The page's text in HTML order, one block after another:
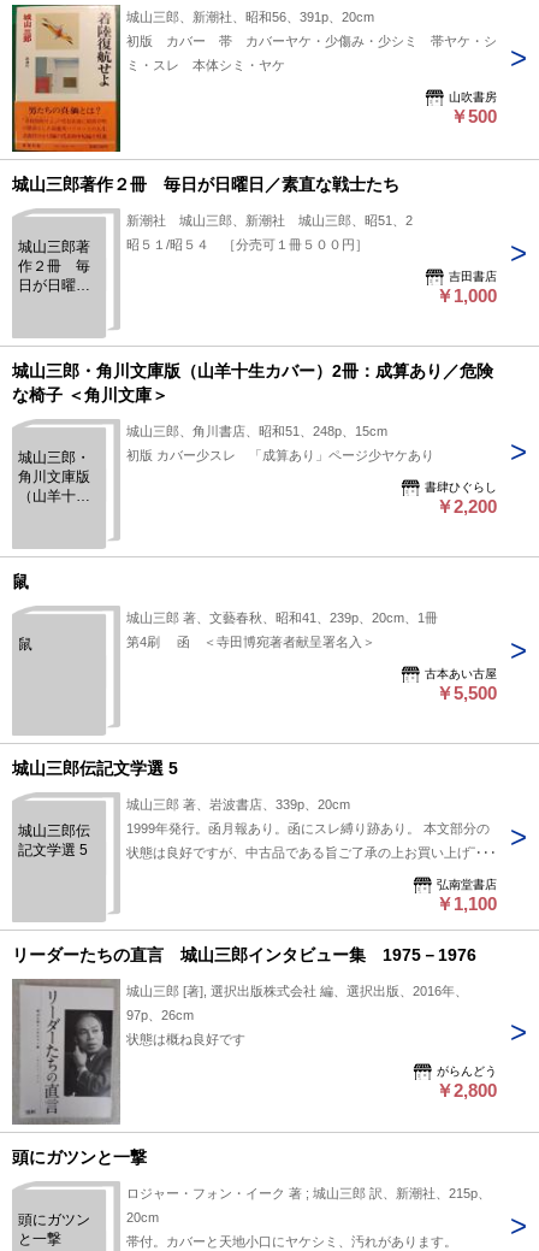
城山三郎、新潮社、昭和56、391p、20cm
初版 カバー 帯 カバーヤケ・少傷み・少シミ 帯ヤケ・シ
ミ・スレ 本体シミ・ヤケ
山吹書房
￥500
城山三郎著作２冊 毎日が日曜日／素直な戦士たち
城山三郎著
作２冊 毎
日が日曜日
新潮社 城山三郎、新潮社 城山三郎、昭51、2
昭５１/昭５４ ［分売可１冊５００円］
吉田書店
￥1,000
城山三郎・角川文庫版（山羊十生カバー）2冊：成算あり／危険
な椅子 ＜角川文庫＞
城山三郎・
角川文庫版
（山羊十生
り／危険な
椅子 ＜角川
文庫＞
城山三郎、角川書店、昭和51、248p、15cm
初版 カバー少スレ 「成算あり」ページ少ヤケあり
書肆ひぐらし
￥2,200
鼠
鼠
城山三郎 著、文藝春秋、昭和41、239p、20cm、1冊
第4刷 函 ＜寺田博宛著者献呈署名入＞
古本あい古屋
￥5,500
城山三郎伝記文学選 5
城山三郎伝
記文学選 5
城山三郎 著、岩波書店、339p、20cm
1999年発行。函月報あり。函にスレ縛り跡あり。 本文部分の
状態は良好ですが、中古品である旨ご了承の上お買い上げ下さ
弘南堂書店
￥1,100
リーダーたちの直言 城山三郎インタビュー集 1975－1976
城山三郎 [著], 選択出版株式会社 編、選択出版、2016年、
97p、26cm
状態は概ね良好です
がらんどう
￥2,800
頭にガツンと一撃
頭にガツン
と一撃
ロジャー・フォン・イーク 著 ; 城山三郎 訳、新潮社、215p、
20cm
帯付。カバーと天地小口にヤケシミ、汚れがあります。